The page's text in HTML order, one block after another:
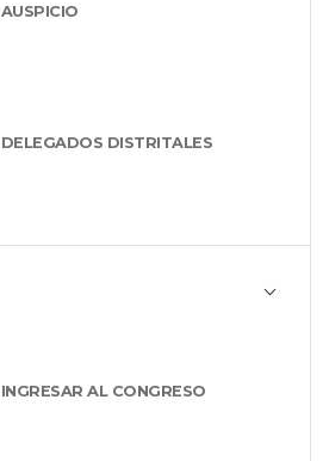
AUSPICIO
DELEGADOS DISTRITALES
INGRESAR AL CONGRESO